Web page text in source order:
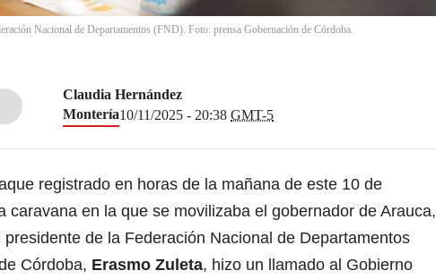
Nacional de Departamentos (FND). Foto: prensa Gobernación de Córdoba.
Claudia Hernández
Montería10/11/2025 - 20:38 GMT-5
registrado en horas de la mañana de este 10 de
caravana en la que se movilizaba el gobernador de Arauca,
presidente de la Federación Nacional de Departamentos
Córdoba, Erasmo Zuleta, hizo un llamado al Gobierno